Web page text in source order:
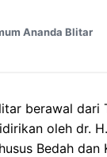
Ananda Blitar
berawal
oleh dr.
Bedah